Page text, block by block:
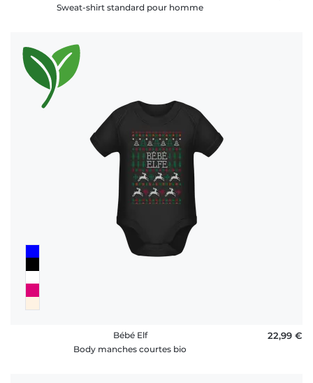
Sweat-shirt standard pour homme
Bébé Elf
Body manches courtes bio
22,99 €